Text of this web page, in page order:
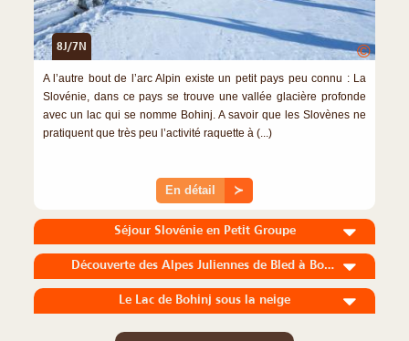
8J/7N ©
A l’autre bout de l’arc Alpin existe un petit pays peu connu : La
Slovénie, dans ce pays se trouve une vallée glacière profonde
avec un lac qui se nomme Bohinj. A savoir que les Slovènes ne
pratiquent que très peu l’activité raquette à (...)
En détail ≻
Séjour Slovénie en Petit Groupe
Découverte des Alpes Juliennes de Bled à Bohinj
Le Lac de Bohinj sous la neige